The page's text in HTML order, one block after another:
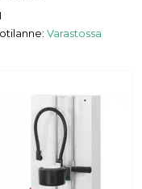
Varastossa